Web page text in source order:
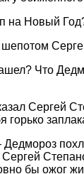
на Новый
Что
Сергей
горько
Сергей
бы ожог